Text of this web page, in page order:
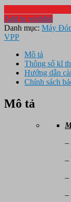
Add to wishlist
Danh mục: Máy
VPP
Mô tả
Thông số kĩ
Hướng dẫn
Chính sách
Mô tả
–
–
–
–